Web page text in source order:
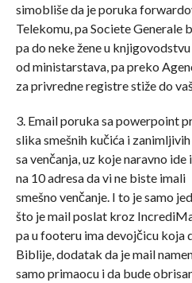
simobliše da je poruka
Telekomu, pa Societe Generale
pa do neke žene u
od ministarstava, pa preko
za privredne registre stiže do
3. Email poruka sa powerpoint
slika smešnih kučića i
sa venčanja, uz koje naravno
na 10 adresa da vi ne biste imali
smešno venčanje. I to je samo
što je mail poslat kroz
pa u footeru ima devojčicu koja
Biblije, dodatak da je mail
samo primaocu i da bude